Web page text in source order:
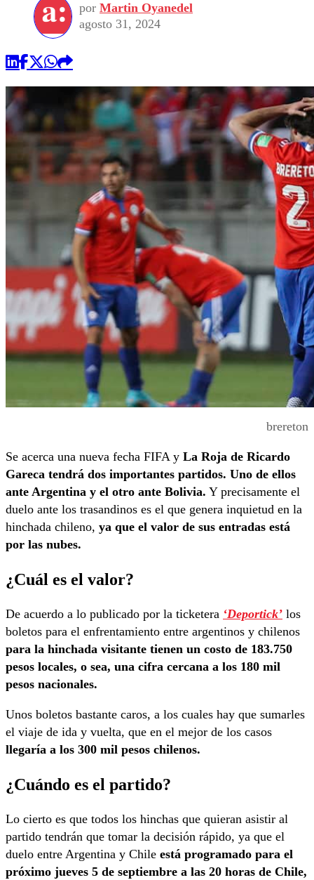
por Martin Oyanedel
agosto 31, 2024
brereton
Se acerca una nueva fecha FIFA y La Roja de Ricardo
Gareca tendrá dos importantes partidos. Uno de ellos
ante Argentina y el otro ante Bolivia. Y precisamente el
duelo ante los trasandinos es el que genera inquietud en la
hinchada chileno, ya que el valor de sus entradas está
por las nubes.
¿Cuál es el valor?
De acuerdo a lo publicado por la ticketera ‘Deportick’ los
boletos para el enfrentamiento entre argentinos y chilenos
para la hinchada visitante tienen un costo de 183.750
pesos locales, o sea, una cifra cercana a los 180 mil
pesos nacionales.
Unos boletos bastante caros, a los cuales hay que sumarles
el viaje de ida y vuelta, que en el mejor de los casos
llegaría a los 300 mil pesos chilenos.
¿Cuándo es el partido?
Lo cierto es que todos los hinchas que quieran asistir al
partido tendrán que tomar la decisión rápido, ya que el
duelo entre Argentina y Chile está programado para el
próximo jueves 5 de septiembre a las 20 horas de Chile,